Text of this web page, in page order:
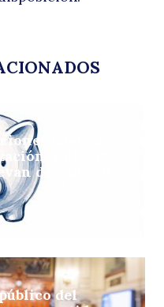
laborales
y el 60%
dos años o
del